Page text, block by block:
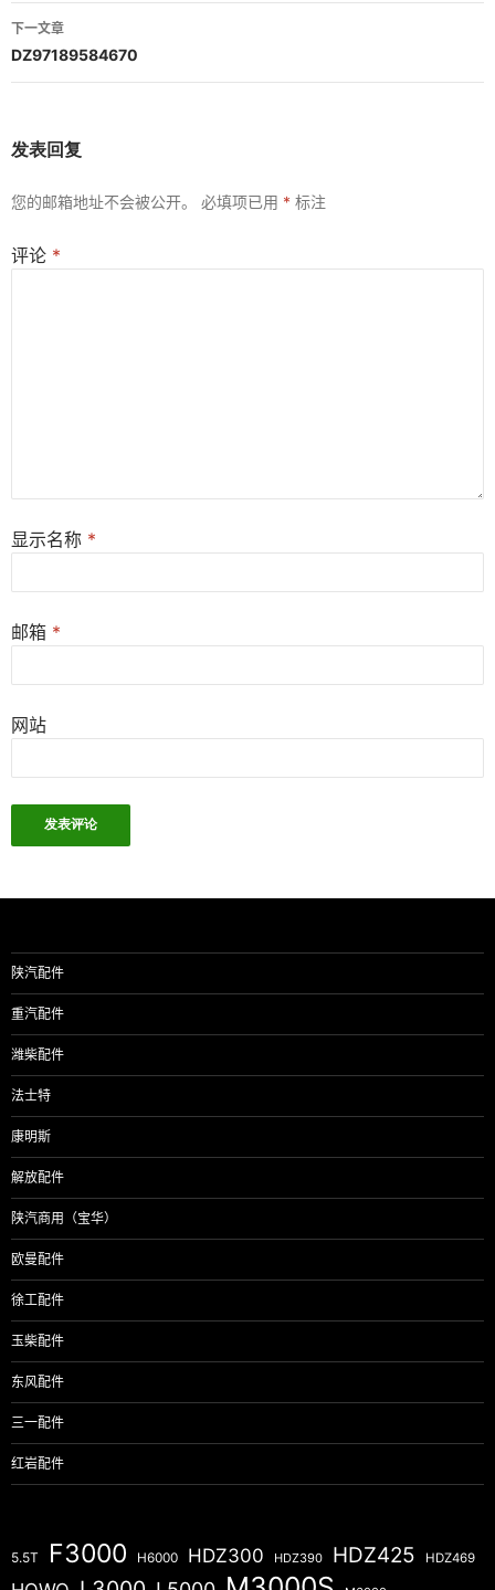
导
航
下一文章
DZ97189584670
发表回复
您的邮箱地址不会被公开。 必填项已用 * 标注
评论 *
显示名称 *
邮箱 *
网站
陕汽配件
重汽配件
潍柴配件
法士特
康明斯
解放配件
陕汽商用（宝华）
欧曼配件
徐工配件
玉柴配件
东风配件
三一配件
红岩配件
5.5T F3000 H6000 HDZ300 HDZ390 HDZ425 HDZ469